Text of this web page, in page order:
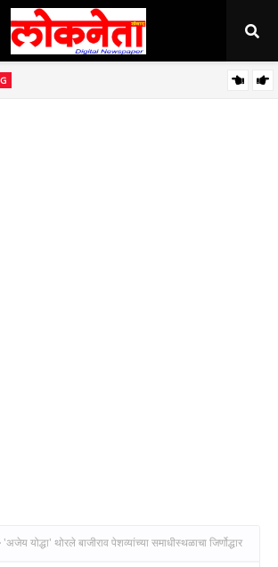
'अजेय योद्धा' थोरले बाजीराव पेशव्यांच्या समाधीस्थळाचा जिर्णोद्धार